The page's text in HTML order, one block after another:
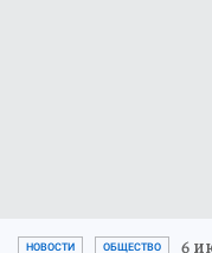
НОВОСТИ ОБЩЕСТВО 6